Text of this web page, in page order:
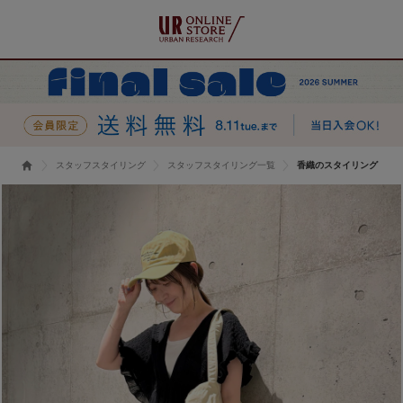
スタッフスタイリング スタッフスタイリング一覧 香織のスタイリング